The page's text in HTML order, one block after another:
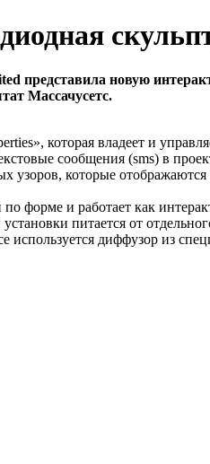
представила новую
Массачусетс.
которая владеет и
сообщения (sms) в
узоров, которые отображаются
по форме и работает как
питается от
используется диффузор из